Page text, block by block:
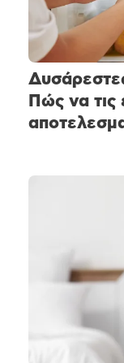
Πώς να τις